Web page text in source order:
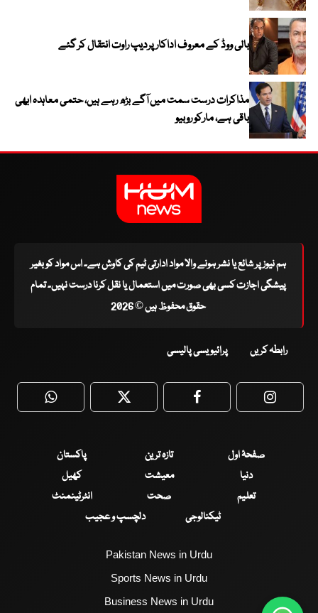
بالی ووڈ کے معروف اداکار پردیپ راوت انتقال کر گئے
مذاکرات درست سمت میں آگے بڑھ رہے ہیں، حتمی معاہدہ ابھی
باقی ہے، مارکو روبیو
ہم نیوز پر شائع یا نشر ہونے والا مواد ادارتی ٹیم کی کاوش ہے۔ اس مواد کو بغیر
پیشگی اجازت کسی بھی صورت میں استعمال یا نقل کرنا درست نہیں۔ تمام
حقوق محفوظ ہیں © 2026
رابطہ کریں پرائیویسی پالیسی
WhatsApp Twitter Facebook
صفحۂ اول تازہ ترین
پاکستان
دنیا
معیشت
کھیل
تعلیم
صحت
انٹرٹینمنٹ
ٹیکنالوجی
دلچسپ و عجیب
Pakistan News in Urdu
Sports News in Urdu
Business News in Urdu